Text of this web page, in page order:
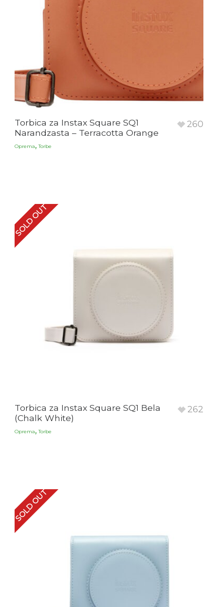
Torbica za Instax Square SQ1
Narandzasta – Terracotta Orange
Oprema,Torbe
260
SOLD OUT
Torbica za Instax Square SQ1 Bela
(Chalk White)
Oprema,Torbe
262
SOLD OUT